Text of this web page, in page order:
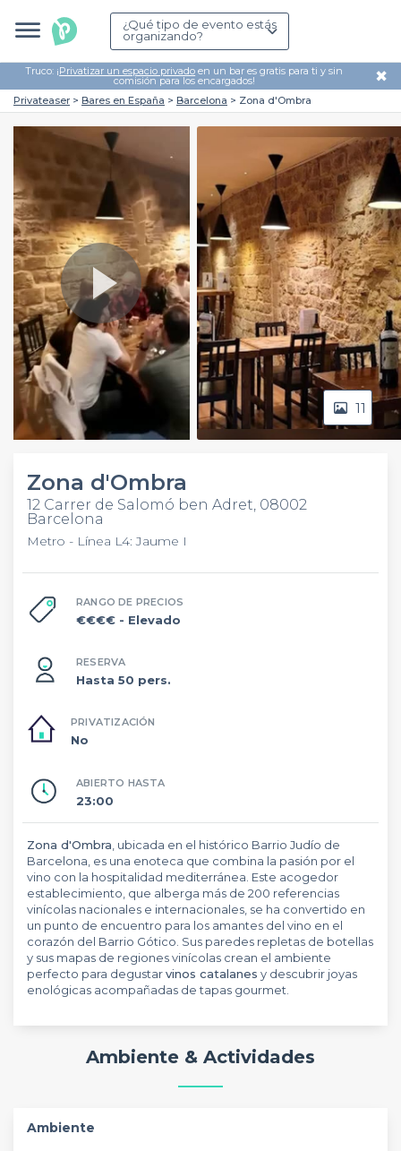
¿Qué tipo de evento estás
organizando?
Truco: ¡Privatizar un espacio privado en un bar es gratis para ti y sin
comisión para los encargados! ✖
Privateaser Bares en España Barcelona Zona d'Ombra
Play
Video
11
Zona d'Ombra
12 Carrer de Salomó ben Adret, 08002
Barcelona
Metro - Línea L4: Jaume I
RANGO DE PRECIOS
€€€€ - Elevado
RESERVA
Hasta 50 pers.
PRIVATIZACIÓN
No
ABIERTO HASTA
23:00
Zona d'Ombra , ubicada en el histórico Barrio Judío de
Barcelona, es una enoteca que combina la pasión por el
vino con la hospitalidad mediterránea. Este acogedor
establecimiento, que alberga más de 200 referencias
vinícolas nacionales e internacionales, se ha convertido en
un punto de encuentro para los amantes del vino en el
corazón del Barrio Gótico. Sus paredes repletas de botellas
y sus mapas de regiones vinícolas crean el ambiente
perfecto para degustarvinos catalanes y descubrir joyas
enológicas acompañadas de tapas gourmet.
Ambiente & Actividades
Ambiente